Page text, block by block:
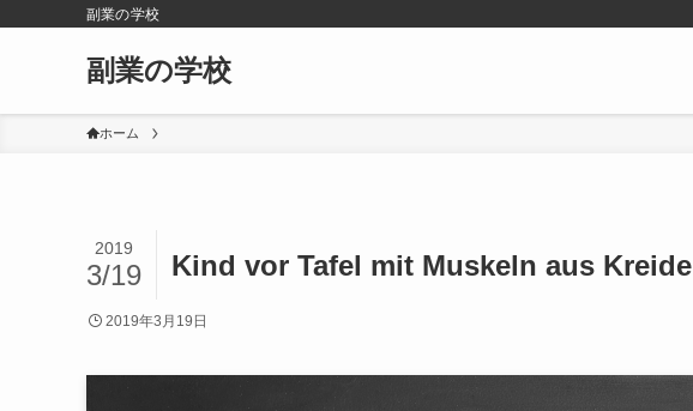
副業の学校
副業の学校
ホーム
Kind vor Tafel mit Muskeln aus Kreide
2019
3/19
2019年3月19日